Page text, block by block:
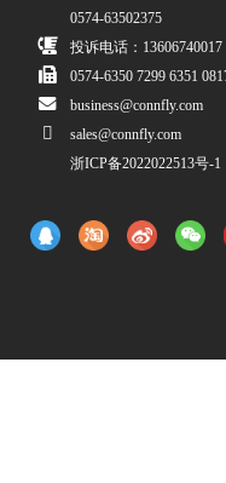
0574-63502375
投诉电话：13606740017
0574-6350 7299 6351
business@connfly.com
sales@connfly.com
浙ICP备2022022513号-1